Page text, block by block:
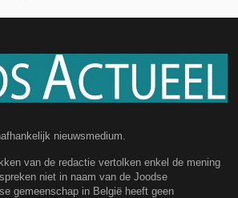
nieuwsmedium.
van de redactie vertolken enkel de mening
niet in naam van de Joodse
gemeenschap in België heeft geen